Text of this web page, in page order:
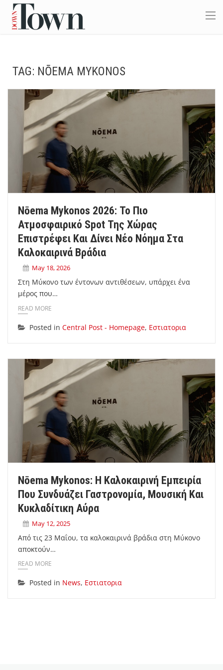
TAG: NŌEMA MYKONOS
Nōema Mykonos 2026: Το Πιο
Ατμοσφαιρικό Spot Της Χώρας
Επιστρέφει Και Δίνει Νέο Νόημα Στα
Καλοκαιρινά Βράδια
May 18, 2026
Στη Μύκονο των έντονων αντιθέσεων, υπάρχει ένα
μέρος που…
READ MORE
Posted in Central Post - Homepage, Εστιατορια
Nōema Mykonos: Η Καλοκαιρινή Εμπειρία
Που Συνδυάζει Γαστρονομία, Μουσική Και
Κυκλαδίτικη Αύρα
May 12, 2025
Από τις 23 Μαΐου, τα καλοκαιρινά βράδια στη Μύκονο
αποκτούν…
READ MORE
Posted in News, Εστιατορια